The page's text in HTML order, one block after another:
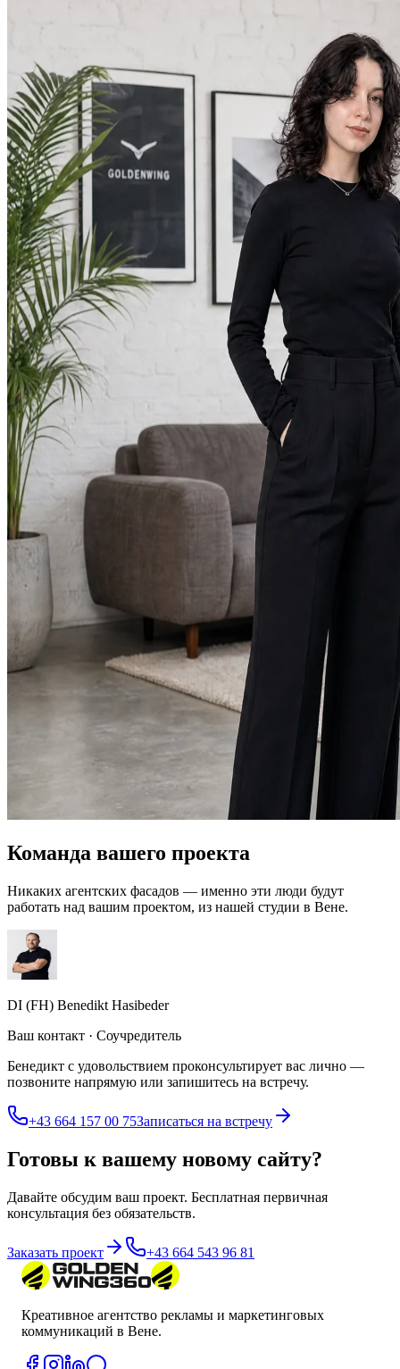
Команда вашего проекта
Никаких агентских фасадов — именно эти люди будут
работать над вашим проектом, из нашей студии в Вене.
DI (FH) Benedikt Hasibeder
Ваш контакт · Соучредитель
Бенедикт с удовольствием проконсультирует вас лично —
позвоните напрямую или запишитесь на встречу.
+43 664 157 00 75Записаться на встречу
Готовы к вашему новому сайту?
Давайте обсудим ваш проект. Бесплатная первичная
консультация без обязательств.
Заказать проект +43 664 543 96 81
Креативное агентство рекламы и маркетинговых
коммуникаций в Вене.